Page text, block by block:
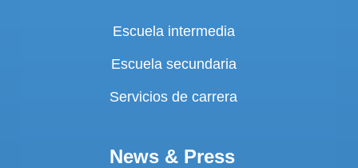
Escuela intermedia
Escuela secundaria
Servicios de carrera
News & Press